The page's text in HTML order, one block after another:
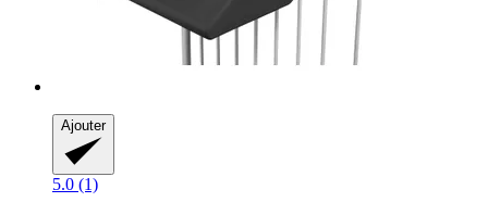
Ajouter
5.0 (1)